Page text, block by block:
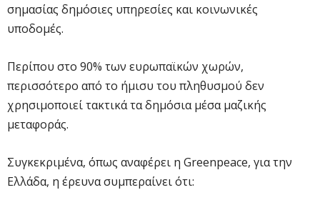
σημασίας δημόσιες υπηρεσίες και κοινωνικές
υποδομές.
Περίπου στο 90% των ευρωπαϊκών χωρών,
περισσότερο από το ήμισυ του πληθυσμού δεν
χρησιμοποιεί τακτικά τα δημόσια μέσα μαζικής
μεταφοράς.
Συγκεκριμένα, όπως αναφέρει η Greenpeace, για την
Ελλάδα, η έρευνα συμπεραίνει ότι: